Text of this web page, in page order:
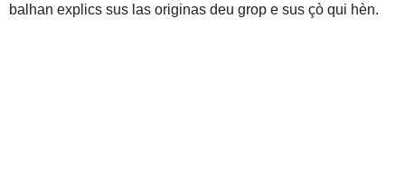
balhan explics sus las originas deu grop e sus çò qui hèn.